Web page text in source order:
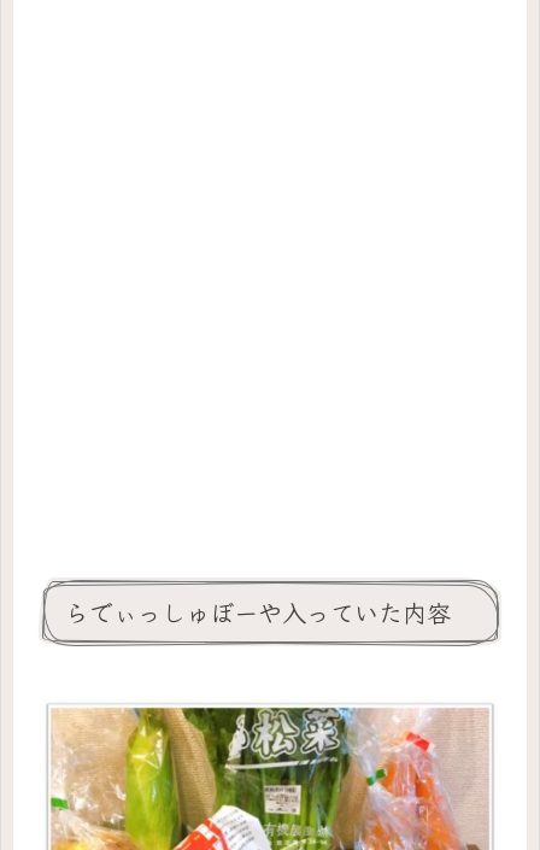
らでぃっしゅぼーや入っていた内容